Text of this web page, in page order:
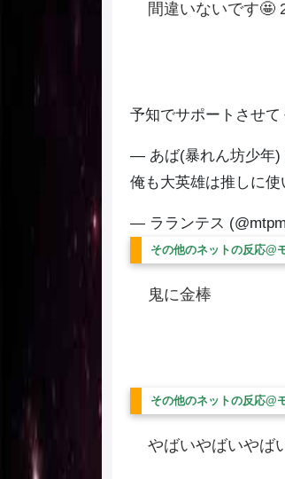
間違いないです
予知でサポートさせて
— あば(暴れん坊少年)
俺も大英雄は推しに使
— ラランテス
その他のネットの反応@
鬼に金棒
その他のネットの反応@
やばいやばいやば